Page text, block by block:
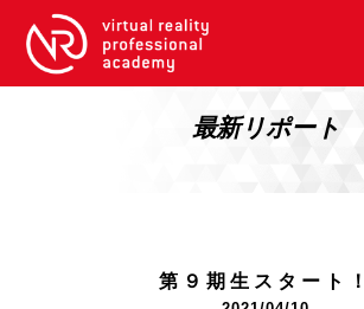
VRアカデミーとは
10周年キャンペーン
【2026年10月】ARエキスパートコース
最新リポート
第９期生スタート！